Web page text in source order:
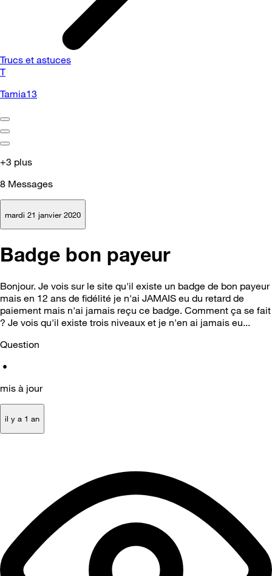
Trucs et astuces
T
Tamia13
+3 plus
8 Messages
mardi 21 janvier 2020
Badge bon payeur
Bonjour. Je vois sur le site qu'il existe un badge de bon payeur
mais en 12 ans de fidélité je n'ai JAMAIS eu du retard de
paiement mais n'ai jamais reçu ce badge. Comment ça se fait
? Je vois qu'il existe trois niveaux et je n'en ai jamais eu...
Question
•
mis à jour
il y a 1 an